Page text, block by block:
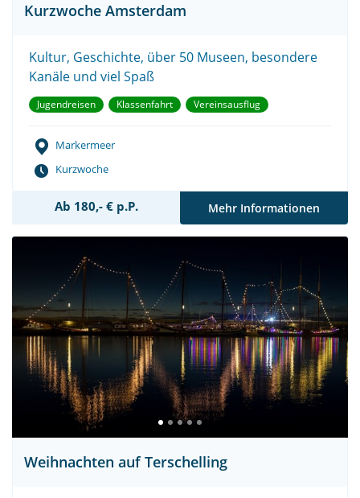
Kurzwoche Amsterdam
Kultur, Geschichte, über 50 Museen, besondere
Kanäle und viel Spaß
Jugendreisen Klassenfahrt Vereinsausflug
Markermeer
Kurzwoche
Ab 180,- € p.P. Mehr Informationen
Weihnachten auf Terschelling